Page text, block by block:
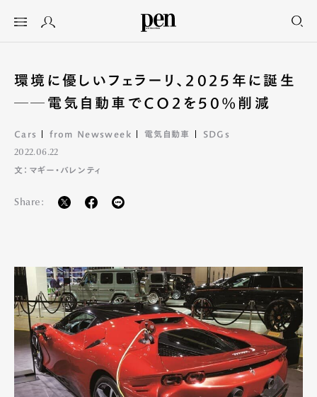
環境に優しいフェラーリ、2025年に誕生
──電気自動車でCO2を50%削減
Cars from Newsweek 電気自動車 SDGs
2022.06.22
文：マギー・バレンティ
Share: